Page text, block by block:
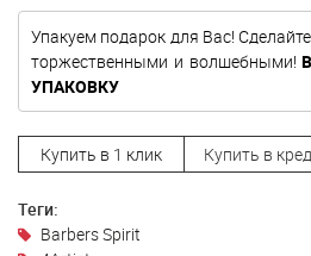
Упакуем подарок для Вас!
торжественными и волшебными!
УПАКОВКУ
Купить в 1 клик Купить в
Теги:
Barbers Spirit